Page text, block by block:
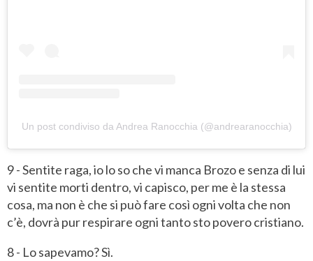
Un post condiviso da Andrea Ranocchia (@andrearanocchia)
9 - Sentite raga, io lo so che vi manca Brozo e senza di lui
vi sentite morti dentro, vi capisco, per me è la stessa
cosa, ma non è che si può fare così ogni volta che non
c’è, dovrà pur respirare ogni tanto sto povero cristiano.
8 - Lo sapevamo? Sì.